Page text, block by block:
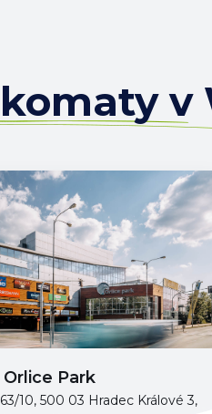
v
Orlice Park
10, 500 03 Hradec Králové 3,